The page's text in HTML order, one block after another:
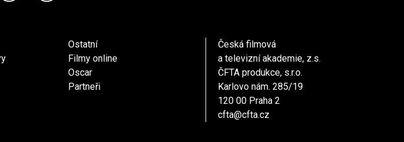
Ostatní
Filmy online
Oscar
Partneři
Česká filmová
a televizní akademie, z.s.
ČFTA produkce, s.r.o.
Karlovo nám. 285/19
120 00 Praha 2
cfta@cfta.cz